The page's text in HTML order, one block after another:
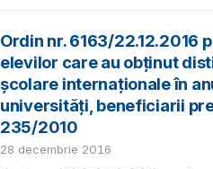
Ordin nr. 6163/22.12.2016
elevilor care au obţinut
şcolare internaţionale în
universități, beneficiarii
235/2010
28 decembrie 2016